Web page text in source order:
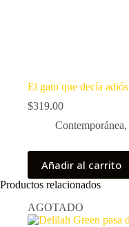
El gato que decía adiós
$319.00
Contemporánea,
Añadir al carrito
Productos relacionados
AGOTADO